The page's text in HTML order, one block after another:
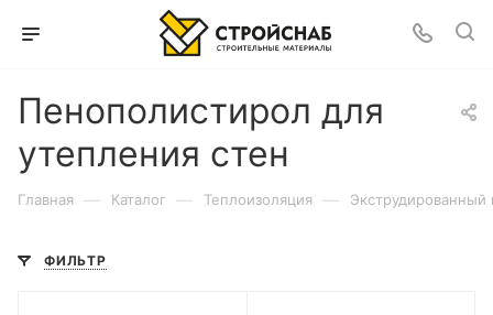
Пенополистирол для
утепления стен
Главная — Каталог — Теплоизоляция —
ФИЛЬТР